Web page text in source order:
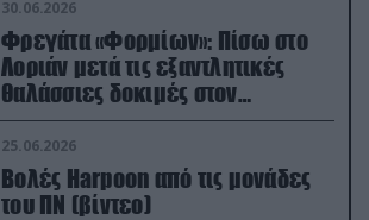
30.06.2026
Φρεγάτα «Φορμίων»: Πίσω στο
Λοριάν μετά τις εξαντλητικές
θαλάσσιες δοκιμές στον
απαιτητικό Βισκαϊκό
25.06.2026
Βολές Harpoon από τις μονάδες
του ΠΝ (βίντεο)